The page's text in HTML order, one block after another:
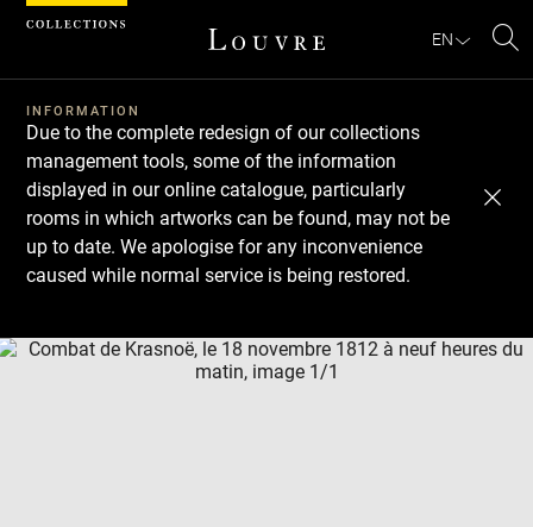
EN
INFORMATION
Due to the complete redesign of our collections
management tools, some of the information
displayed in our online catalogue, particularly
rooms in which artworks can be found, may not be
up to date. We apologise for any inconvenience
caused while normal service is being restored.
Download
Next
Previous
Cookies management panel